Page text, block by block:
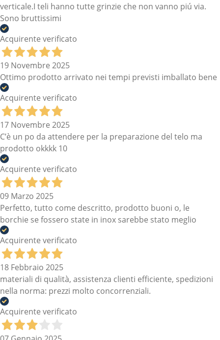
verticale.I teli hanno tutte grinzie che non vanno piú via.
Sono bruttissimi
Acquirente verificato
19 Novembre 2025
Ottimo prodotto arrivato nei tempi previsti imballato bene
Acquirente verificato
17 Novembre 2025
C’è un po da attendere per la preparazione del telo ma
prodotto okkkk 10
Acquirente verificato
09 Marzo 2025
Perfetto, tutto come descritto, prodotto buoni o, le
borchie se fossero state in inox sarebbe stato meglio
Acquirente verificato
18 Febbraio 2025
materiali di qualità, assistenza clienti efficiente, spedizioni
nella norma: prezzi molto concorrenziali.
Acquirente verificato